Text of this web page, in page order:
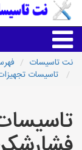
نت تاسیسات
تاسیسات